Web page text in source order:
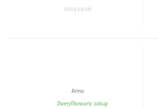
2023-03-26
Anna
Zweryfikowany zakup